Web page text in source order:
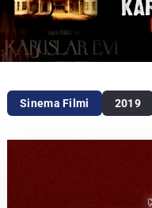
Sinema Filmi 2019